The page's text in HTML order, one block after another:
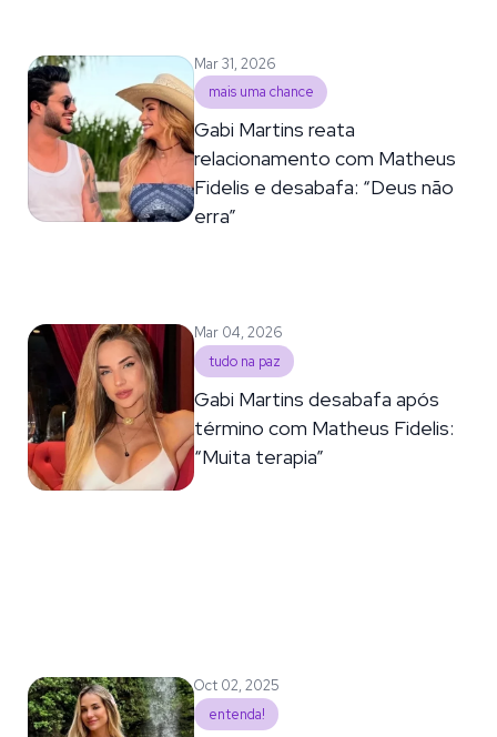
Mar 31, 2026
mais uma chance
Gabi Martins reata
relacionamento com Matheus
Fidelis e desabafa: “Deus não
erra”
Mar 04, 2026
tudo na paz
Gabi Martins desabafa após
término com Matheus Fidelis:
“Muita terapia”
Oct 02, 2025
entenda!